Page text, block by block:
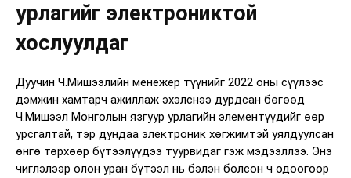
урлагийг электрониктой
хослуулдаг
Дуучин Ч.Мишээлийн менежер түүнийг 2022 оны сүүлээс
дэмжин хамтарч ажиллаж эхэлснээ дурдсан бөгөөд
Ч.Мишээл Монголын язгуур урлагийн элементүүдийг өөр
урсгалтай, тэр дундаа электроник хөгжимтэй уялдуулсан
өнгө төрхөөр бүтээлүүдээ туурвидаг гэж мэдээллээ. Энэ
чиглэлээр олон уран бүтээл нь бэлэн болсон ч одоогоор